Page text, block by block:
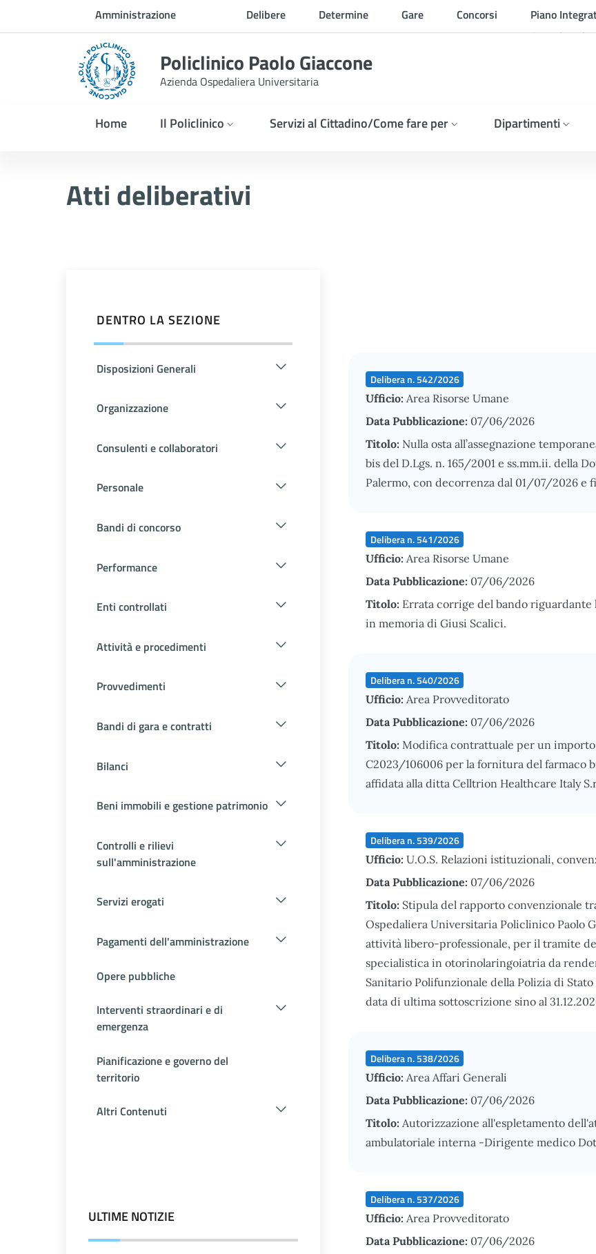
Skip to Main ContentAmministrazione
trasparente
Delibere Determine Gare Concorsi
Piano
Policlinico Paolo Giaccone
Azienda Ospedaliera Universitaria
Home Il Policlinico Servizi al Cittadino/Come fare per Dipartimenti
Atti deliberativi
DENTRO LA SEZIONE
Disposizioni Generali
Organizzazione
Consulenti e collaboratori
Personale
Bandi di concorso
Performance
Enti controllati
Attività e procedimenti
Provvedimenti
Bandi di gara e contratti
Bilanci
Beni immobili e gestione patrimonio
Controlli e rilievi
sull'amministrazione
Servizi erogati
Pagamenti dell'amministrazione
Opere pubbliche
Interventi straordinari e di
emergenza
Pianificazione e governo del
territorio
Altri Contenuti
ULTIME NOTIZIE
Delibera n. 542/2026
Ufficio: Area Risorse Umane
Data Pubblicazione: 07/06/2026
Titolo: Nulla osta all’assegnazione
bis del D.Lgs. n. 165/2001 e ss.mm.ii. della
Palermo, con decorrenza dal 01/07/2026 e
Delibera n. 541/2026
Ufficio: Area Risorse Umane
Data Pubblicazione: 07/06/2026
Titolo: Errata corrige del bando
in memoria di Giusi Scalici.
Delibera n. 540/2026
Ufficio: Area Provveditorato
Data Pubblicazione: 07/06/2026
Titolo: Modifica contrattuale per un
C2023/106006 per la fornitura del farmaco
affidata alla ditta Celltrion Healthcare Italy
Delibera n. 539/2026
Ufficio: U.O.S. Relazioni istituzionali,
Data Pubblicazione: 07/06/2026
Titolo: Stipula del rapporto convenzionale
Ospedaliera Universitaria Policlinico Paolo
attività libero-professionale, per il tramite
specialistica in otorinolaringoiatria da
Sanitario Polifunzionale della Polizia di
data di ultima sottoscrizione sino al
Delibera n. 538/2026
Ufficio: Area Affari Generali
Data Pubblicazione: 07/06/2026
Titolo: Autorizzazione all'espletamento
ambulatoriale interna -Dirigente medico
Delibera n. 537/2026
Ufficio: Area Provveditorato
Data Pubblicazione: 07/06/2026